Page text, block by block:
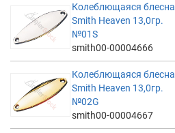
Колеблющаяся блесна
Smith Heaven 13,0гр.
№01S
smith00-00004666
Колеблющаяся блесна
Smith Heaven 13,0гр.
№02G
smith00-00004667